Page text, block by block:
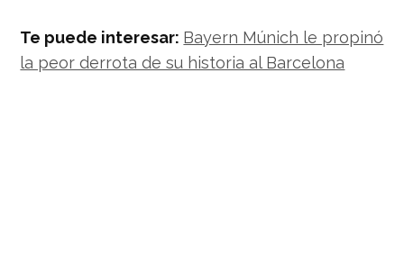
Te puede interesar: Bayern Múnich le propinó
la peor derrota de su historia al Barcelona